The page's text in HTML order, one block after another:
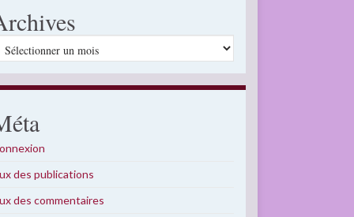
des publications
des commentaires